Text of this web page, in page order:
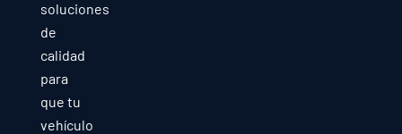
soluciones
de
calidad
para
que tu
vehículo